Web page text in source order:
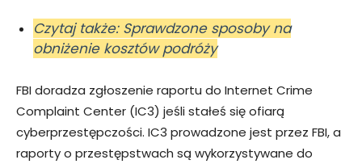
Czytaj także: Sprawdzone sposoby na
obniżenie kosztów podróży
FBI doradza zgłoszenie raportu do Internet Crime
Complaint Center (IC3) jeśli stałeś się ofiarą
cyberprzestępczości. IC3 prowadzone jest przez FBI, a
raporty o przestępstwach są wykorzystywane do